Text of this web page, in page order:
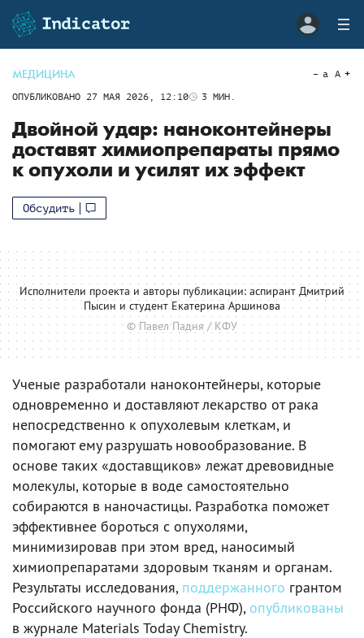
МЕДИЦИНА
ОПУБЛИКОВАНО 27 МАЯ 2026, 12:10 3 МИН.
a A
Двойной удар: наноконтейнеры
доставят химиопрепараты прямо
к опухоли и усилят их эффект
Обсудить
Исполнители проекта и авторы публикации: аспирант Дмитрий
Пысин и студент Екатерина Аршинова
© Павел Падня / КФУ
Ученые разработали наноконтейнеры, которые
одновременно и доставляют лекарство от рака
непосредственно к опухолевым клеткам, и
помогают ему разрушать новообразование. В
основе таких «доставщиков» лежат древовидные
молекулы, которые в воде самостоятельно
собираются в наночастицы. Разработка поможет
эффективнее бороться с опухолями,
минимизировав при этом вред, наносимый
химиопрепаратами здоровым тканям и органам.
Результаты исследования, поддержанного грантом
Российского научного фонда (РНФ), опубликованы
в журнале Materials Today Chemistry.